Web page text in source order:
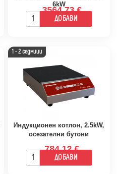
6kW
3564.73 €
ДОБАВИ
1 - 2 седмици
Индукционен котлон, 2.5kW,
осезателни бутони
784.12 €
ДОБАВИ